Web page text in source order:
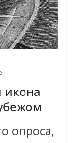
икона
опроса,